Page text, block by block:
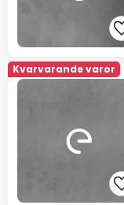
Kvarvarande varor